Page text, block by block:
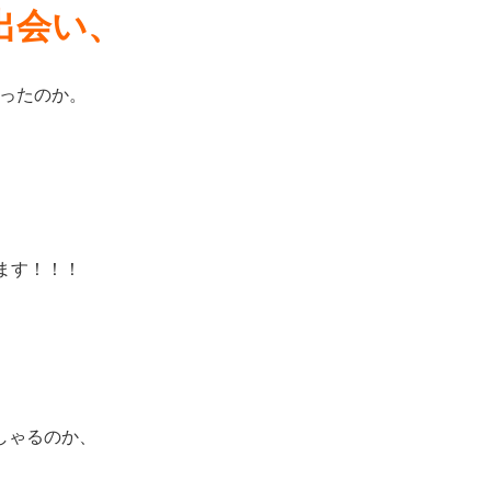
い、
たのか。
す！！！
るのか、